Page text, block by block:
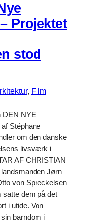
Projektet
stod
, Film
DEN NYE
Stéphane
om den danske
livsværk i
AF CHRISTIAN
Jørn
von Spreckelsen
satte dem på det
i utide. Von
barndom i